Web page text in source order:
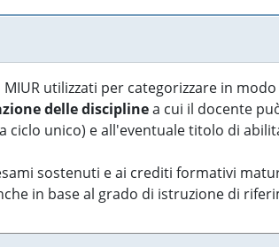
utilizzati per categorizzare in
delle disciplinea cui il docente
ciclo unico) e all'eventuale titolo di
sostenuti e ai crediti formativi
in base al grado di istruzione di